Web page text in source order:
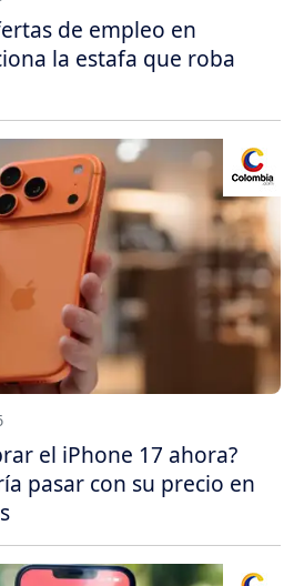
de empleo en
la estafa que roba
el iPhone 17 ahora?
pasar con su precio en